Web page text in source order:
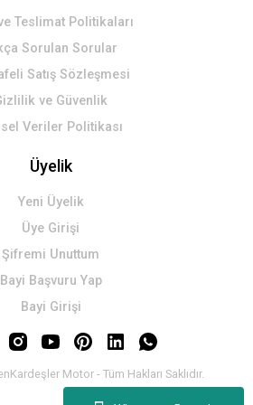
Teslimat Politikaları
Sorulan Sorular
Satış Sözleşmesi
ve Güvenlik
Veriler Politikası
Üyelik
Yeni Üyelik
Üye Girişi
Şifremi Unuttum
Bayi Başvuru Yap
Bayi Girişi
Motor - Tüm Hakları Saklıdır.